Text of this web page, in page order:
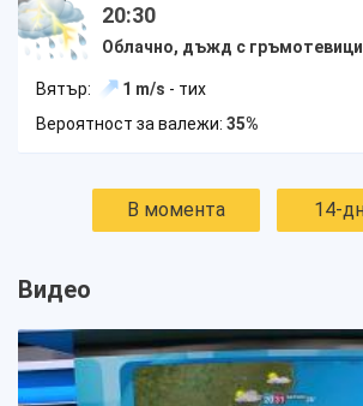
20:30
Облачно, дъжд с гръмотевици
Вятър: 1 m/s - тих
Вероятност за валежи: 35%
В момента 14-
Видео